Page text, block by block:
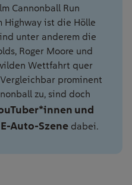
Cannonball Run
Highway ist die Hölle
unter anderem die
Roger Moore und
Wettfahrt quer
Vergleichbar prominent
zu, sind doch
und
-Auto-Szene dabei.